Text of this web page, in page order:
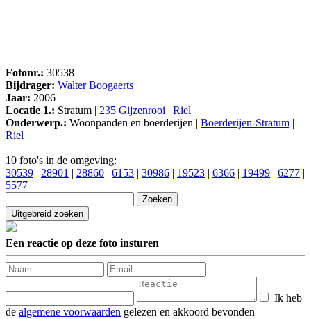
Fotonr.: 30538
Bijdrager: Walter Boogaerts
Jaar: 2006
Locatie 1.: Stratum | 235 Gijzenrooi | Riel
Onderwerp.: Woonpanden en boerderijen | Boerderijen-Stratum |
Riel
10 foto's in de omgeving:
30539 | 28901 | 28860 | 6153 | 30986 | 19523 | 6366 | 19499 | 6277 |
5577
Een reactie op deze foto insturen
Ik heb
de algemene voorwaarden gelezen en akkoord bevonden